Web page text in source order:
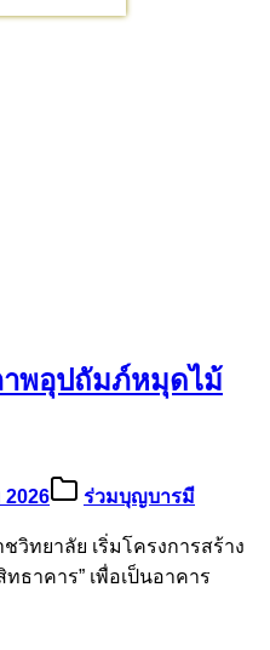
พอุปถัมภ์หมุดไม้
ร่วมบุญบารมี
วิทยาลัย เริ่มโครงการสร้าง
ธาคาร” เพื่อเป็นอาคาร